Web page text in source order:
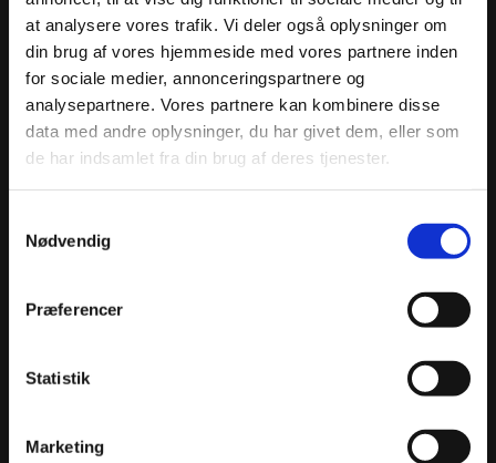
at analysere vores trafik. Vi deler også oplysninger om
din brug af vores hjemmeside med vores partnere inden
for sociale medier, annonceringspartnere og
analysepartnere. Vores partnere kan kombinere disse
data med andre oplysninger, du har givet dem, eller som
de har indsamlet fra din brug af deres tjenester.
Nødvendig
Præferencer
Statistik
Marketing